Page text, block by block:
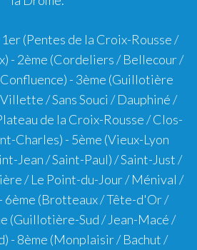
1er(Pentes de la Croix-Rousse /
- 2ème (Cordeliers / Bellecour /
- 3ème (Guillotière
/ Sans Souci / Dauphiné /
de la Croix-Rousse / Clos-
Charles) - 5ème (Vieux-Lyon
Jean / Saint-Paul) / Saint-Just /
/ Le Point-du-Jour / Ménival /
6ème (Brotteaux / Tête-d'Or /
(Guillotière-Sud / Jean-Macé /
- 8ème (Monplaisir / Bachut /